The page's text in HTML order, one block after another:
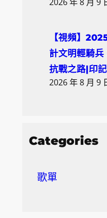
【視頻】
計文明輕騎
抗戰之路|印
2026 年 8 月 9
Categories
歌單